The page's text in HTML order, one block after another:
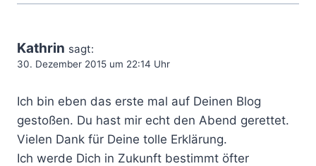
Kathrin sagt:
30. Dezember 2015 um 22:14 Uhr
Ich bin eben das erste mal auf Deinen Blog
gestoßen. Du hast mir echt den Abend gerettet.
Vielen Dank für Deine tolle Erklärung.
Ich werde Dich in Zukunft bestimmt öfter